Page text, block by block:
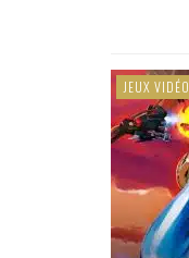
JEUX VIDÉO